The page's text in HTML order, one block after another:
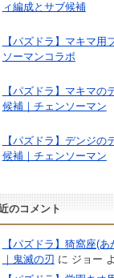
ィ編成とサブ候補
【パズドラ】マキマ用
ソーマンコラボ
【パズドラ】マキマ
候補｜チェンソーマン
【パズドラ】デンジ
候補｜チェンソーマン
のコメント
【パズドラ】猗窩座(
｜鬼滅の刃 に ジョー